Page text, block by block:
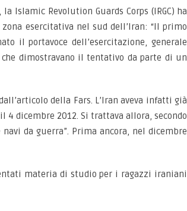
Islamic Revolution Guards Corps (IRGC) ha
esercitativa nel sud dell’Iran: “Il primo
il portavoce dell’esercitazione, generale
che dimostravano il tentativo da parte di un
della Fars. L’Iran aveva infatti già
4 dicembre 2012. Si trattava allora, secondo
da guerra”. Prima ancora, nel dicembre
materia di studio per i ragazzi iraniani